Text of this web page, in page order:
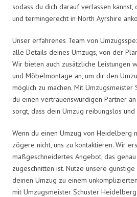
sodass du dich darauf verlassen kannst,
und termingerecht in North Ayrshire
Unser erfahrenes Team von
alle Details deines Umzugs, von der
Wir bieten auch zusätzliche Leistungen
und Möbelmontage an, um dir den
möglich zu machen. Mit
du einen vertrauenswürdigen Partner
sorgt, dass dein Umzug reibungslos
Wenn du einen Umzug von Heidelberg
zögere nicht, uns zu kontaktieren. Wir
maßgeschneidertes Angebot, das
zugeschnitten ist. Nutze unsere
deinen Umzug zu einem
mit Umzugsmeister Schuster